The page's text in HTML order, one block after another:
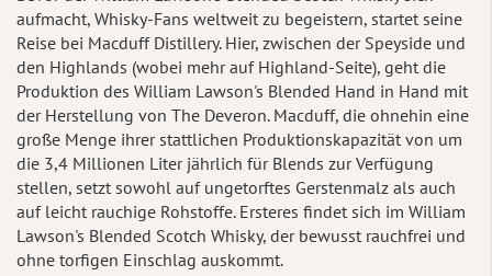
aufmacht, Whisky-Fans weltweit zu begeistern, startet seine
Reise bei Macduff Distillery. Hier, zwischen der Speyside und
den Highlands (wobei mehr auf Highland-Seite), geht die
Produktion des William Lawson's Blended Hand in Hand mit
der Herstellung von The Deveron. Macduff, die ohnehin eine
große Menge ihrer stattlichen Produktionskapazität von um
die 3,4 Millionen Liter jährlich für Blends zur Verfügung
stellen, setzt sowohl auf ungetorftes Gerstenmalz als auch
auf leicht rauchige Rohstoffe. Ersteres findet sich im William
Lawson's Blended Scotch Whisky, der bewusst rauchfrei und
ohne torfigen Einschlag auskommt.